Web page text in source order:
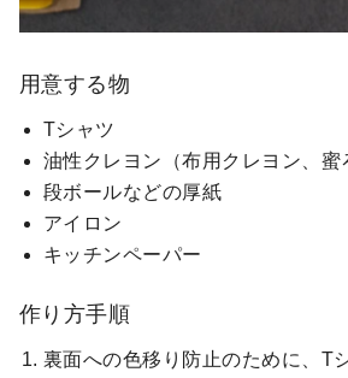
用意する物
Tシャツ
油性クレヨン（布用クレヨン、蜜
段ボールなどの厚紙
アイロン
キッチンペーパー
作り方手順
裏面への色移り防止のために、T